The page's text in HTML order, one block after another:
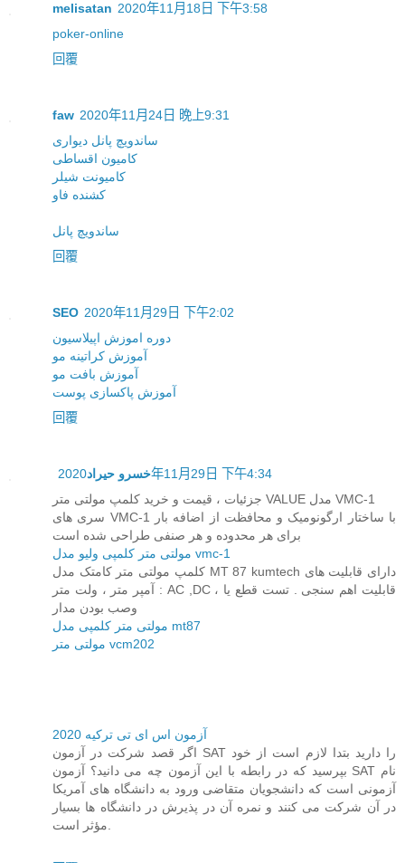
melisatan 2020年11月18日 下午3:58
poker-online
回覆
faw 2020年11月24日 晚上9:31
ساندویچ پانل دیواری
کامیون اقساطی
کامیونت شیلر
کشنده فاو
ساندویچ پانل
回覆
SEO 2020年11月29日 下午2:02
دوره اموزش اپیلاسیون
آموزش کراتینه مو
آموزش بافت مو
آموزش پاکسازی پوست
回覆
خسرو حیراد2020年11月29日 下午4:34
جزئیات ، قیمت و خرید کلمپ مولتی متر VALUE مدل VMC-1
سری های VMC-1 با ساختار ارگونومیک و محافظت از اضافه بار
برای هر محدوده و هر صنفی طراحی شده است
مولتی متر کلمپی ولیو مدل vmc-1
کلمپ مولتی متر کامتک مدل MT 87 kumtech دارای قابلیت های
: آمپر متر ، ولت متر AC ,DC ، قابلیت اهم سنجی . تست قطع یا
وصب بودن مدار
مولتی متر کلمپی مدل mt87
مولتی متر vcm202
آزمون اس ای تی ترکیه 2020
اگر قصد شرکت در آزمون SAT را دارید بتدا لازم است از خود
بپرسید که در رابطه با این آزمون چه می دانید؟ آزمون SAT نام
آزمونی است که دانشجویان متقاضی ورود به دانشگاه های آمریکا
در آن شرکت می کنند و نمره آن در پذیرش در دانشگاه ها بسیار
مؤثر است.